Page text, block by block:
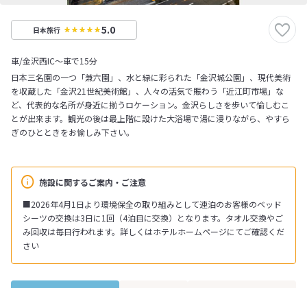
日本旅行 5.0
車/金沢西IC～車で15分
施設に関するご案内・ご注意
■2026年4月1日より環境保全の取り組みとして連泊のお客様のベッド
シーツの交換は3日に1回（4泊目に交換）となります。タオル交換やご
み回収は毎日行われます。詳しくはホテルホームページにてご確認くだ
さい
日本三名園の一つ「兼六園」、水と緑に彩られた「金沢城公園」、現代美術
を収蔵した「金沢21世紀美術館」、人々の活気で賑わう「近江町市場」な
ど、代表的な名所が身近に揃うロケーション。金沢らしさを歩いて愉しむこ
とが出来ます。観光の後は最上階に設けた大浴場で湯に浸りながら、やすら
ぎのひとときをお愉しみ下さい。